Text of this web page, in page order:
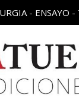
- ENSAYO -